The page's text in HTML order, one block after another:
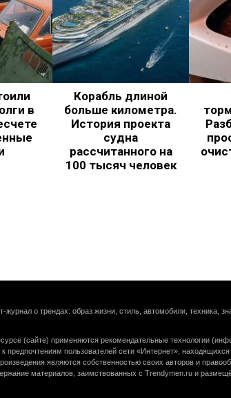
в
Корабль длиной
больше километра.
История проекта
судна
рассчитанного на
100 тысяч человек
журнал о трендах: образ жизни, стиль, автомобили, техника,
(сайте) применяются рекомендательные технологии
предпочтениям пользователей сети «Интернет»,
являются собственностью своих авторов и
материалов, заимствованных с Trendymen.ru и